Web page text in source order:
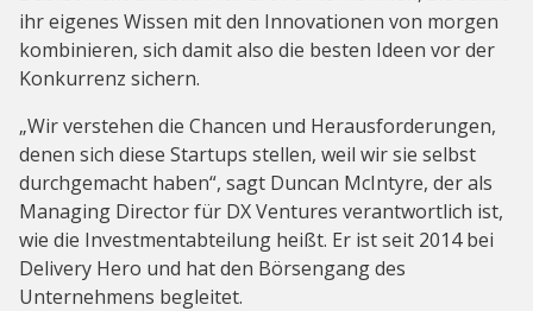
ihr eigenes Wissen mit den Innovationen von morgen
kombinieren, sich damit also die besten Ideen vor der
Konkurrenz sichern.
„Wir verstehen die Chancen und Herausforderungen,
denen sich diese Startups stellen, weil wir sie selbst
durchgemacht haben“, sagt Duncan McIntyre, der als
Managing Director für DX Ventures verantwortlich ist,
wie die Investmentabteilung heißt. Er ist seit 2014 bei
Delivery Hero und hat den Börsengang des
Unternehmens begleitet.